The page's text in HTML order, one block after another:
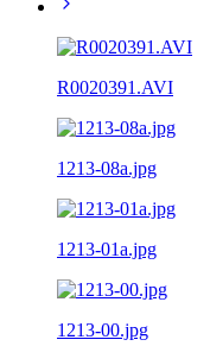
R0020391.AVI
1213-08a.jpg
1213-01a.jpg
1213-00.jpg